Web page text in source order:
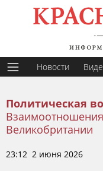
Новости
Политическая
Великобритании
23:12 2 июня 2026